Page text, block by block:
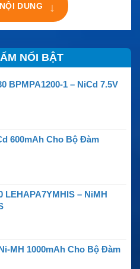
DUNG ↓
NỔI BẬT
BPMPA1200-1 – NiCd 7.5V
600mAh Cho Bộ Đàm
LEHAPA7YMHIS – NiMH
MH 1000mAh Cho Bộ Đàm